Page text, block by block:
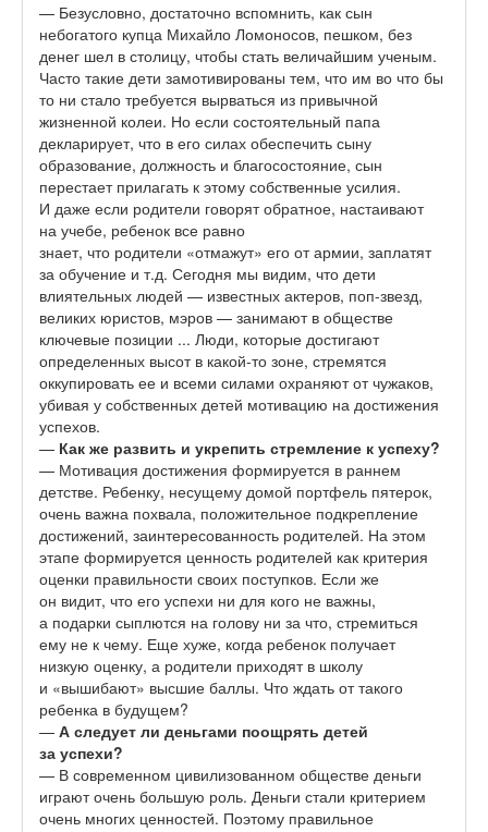
— Безусловно, достаточно вспомнить, как сын
небогатого купца Михайло Ломоносов, пешком, без
денег шел в столицу, чтобы стать величайшим ученым.
Часто такие дети замотивированы тем, что им во что бы
то ни стало требуется вырваться из привычной
жизненной колеи. Но если состоятельный папа
декларирует, что в его силах обеспечить сыну
образование, должность и благосостояние, сын
перестает прилагать к этому собственные усилия.
И даже если родители говорят обратное, настаивают
на учебе, ребенок все равно
знает, что родители «отмажут» его от армии, заплатят
за обучение и т.д. Сегодня мы видим, что дети
влиятельных людей — известных актеров, поп-звезд,
великих юристов, мэров — занимают в обществе
ключевые позиции ... Люди, которые достигают
определенных высот в какой-то зоне, стремятся
оккупировать ее и всеми силами охраняют от чужаков,
убивая у собственных детей мотивацию на достижения
успехов.
— Как же развить и укрепить стремление к успеху?
— Мотивация достижения формируется в раннем
детстве. Ребенку, несущему домой портфель пятерок,
очень важна похвала, положительное подкрепление
достижений, заинтересованность родителей. На этом
этапе формируется ценность родителей как критерия
оценки правильности своих поступков. Если же
он видит, что его успехи ни для кого не важны,
а подарки сыплются на голову ни за что, стремиться
ему не к чему. Еще хуже, когда ребенок получает
низкую оценку, а родители приходят в школу
и «вышибают» высшие баллы. Что ждать от такого
ребенка в будущем?
— А следует ли деньгами поощрять детей
за успехи?
— В современном цивилизованном обществе деньги
играют очень большую роль. Деньги стали критерием
очень многих ценностей. Поэтому правильное